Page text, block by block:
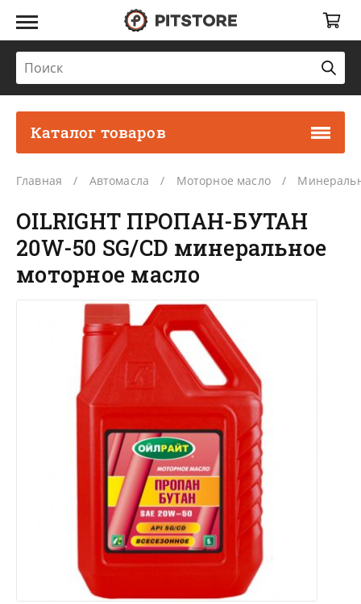
Каталог товаров
Главная Автомасла Моторное масло
OILRIGHT ПРОПАН-БУТАН
20W-50 SG/CD минеральное
моторное масло